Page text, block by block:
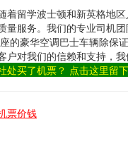
着留学波士顿和新英格地
量服务。我们的专业司机
的豪华空调巴士车辆除保
户对我们的信赖和支持，
处买了机票？ 点击这里留
票价钱